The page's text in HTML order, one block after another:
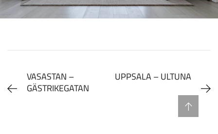
VASASTAN –
GÄSTRIKEGATAN
UPPSALA – ULTUNA